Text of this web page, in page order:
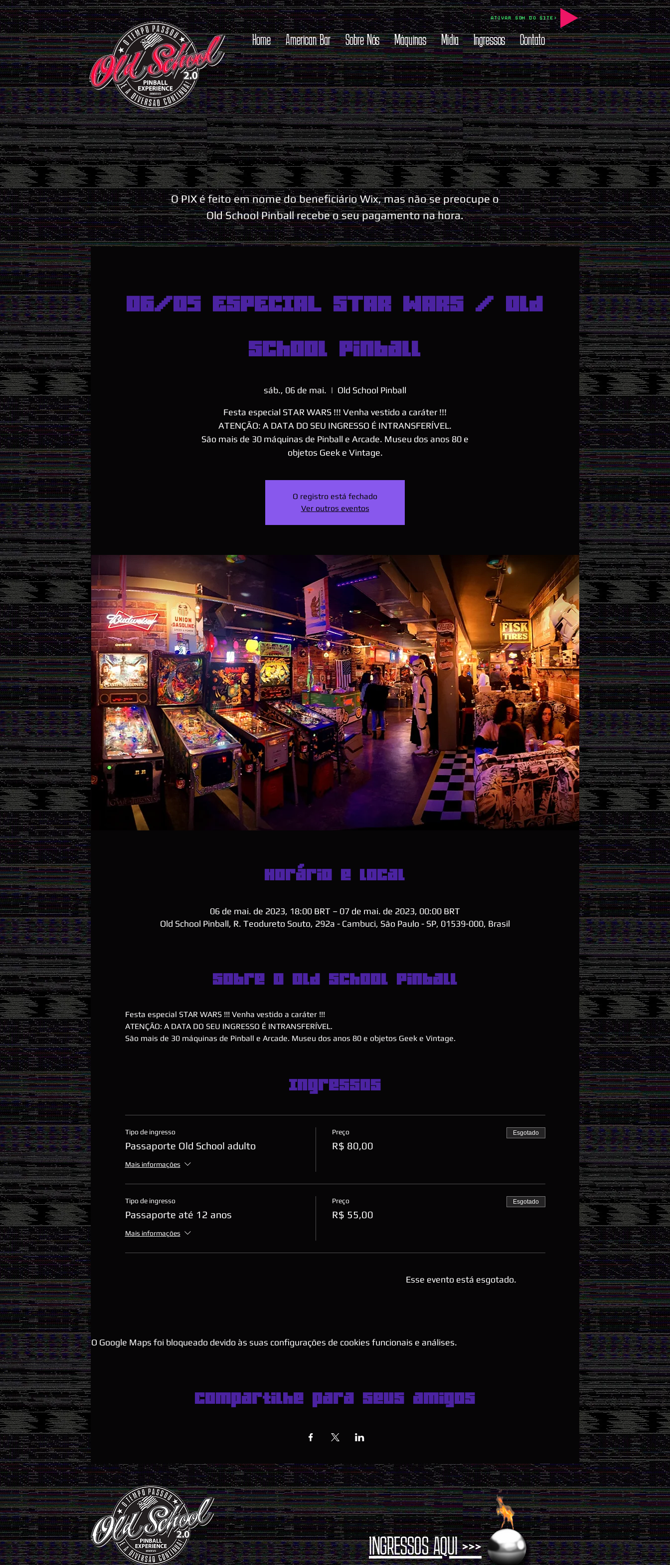
Home American Bar Sobre Nós Máquinas Mídia Ingressos Contato
ATIVAR SOM DO SITE>
O PIX é feito em nome do beneficiário Wix, mas não se preocupe o
Old School Pinball recebe o seu pagamento na hora.
06/05 ESPECIAL STAR WARS / Old
School Pinball
sáb., 06 de mai.
  |
Old School Pinball
Festa especial STAR WARS !!! Venha vestido a caráter !!!
ATENÇÃO: A DATA DO SEU INGRESSO É INTRANSFERÍVEL.
São mais de 30 máquinas de Pinball e Arcade. Museu dos anos 80 e
objetos Geek e Vintage.
O registro está fechado
Ver outros eventos
Horário e local
06 de mai. de 2023, 18:00 BRT – 07 de mai. de 2023, 00:00 BRT
Old School Pinball, R. Teodureto Souto, 292a - Cambuci, São Paulo - SP, 01539-000, Brasil
Sobre o Old School Pinball
Festa especial STAR WARS !!! Venha vestido a caráter !!!
ATENÇÃO: A DATA DO SEU INGRESSO É INTRANSFERÍVEL.
São mais de 30 máquinas de Pinball e Arcade. Museu dos anos 80 e objetos Geek e Vintage.
Ingressos
Tipo de ingresso
Passaporte Old School adulto
Mais informações
Preço
R$ 80,00
Esgotado
Tipo de ingresso
Passaporte até 12 anos
Mais informações
Preço
R$ 55,00
Esgotado
Esse evento está esgotado.
O Google Maps foi bloqueado devido às suas configurações de cookies funcionais e análises.
Compartilhe para seus amigos
INGRESSOS AQUI >>>